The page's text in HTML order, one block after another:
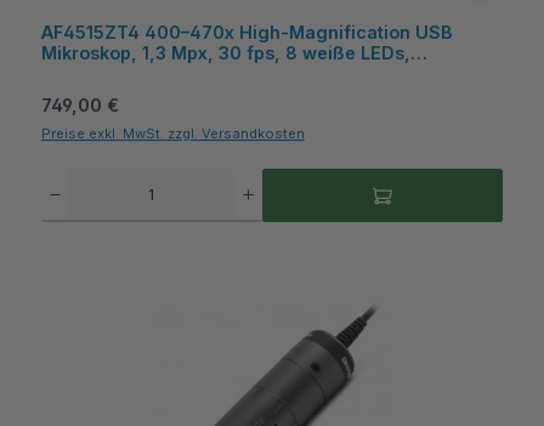
AF4515ZT4 400–470x High‑Magnification USB
Mikroskop, 1,3 Mpx, 30 fps, 8 weiße LEDs,
Dino-Lite
Regulärer Preis:
749,00 €
Preise exkl. MwSt. zzgl. Versandkosten